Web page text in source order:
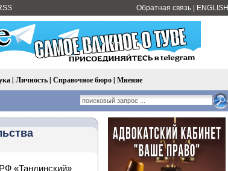
Обратная связь ENGLISH
| Личность| Справочное бюро| Мнение
«Тандинский»